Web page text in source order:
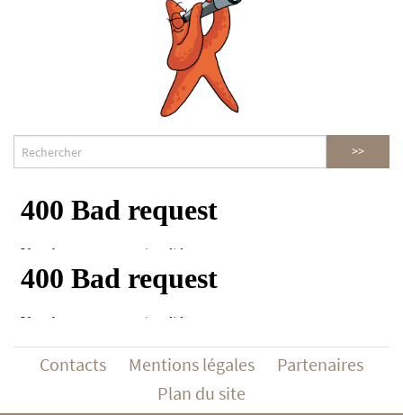
Contacts Mentions légales
Partenaires
Plan du site